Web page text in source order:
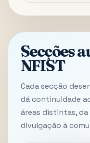
Secções
NFIST
Cada secção
dá continuidade
áreas distintas,
divulgação à